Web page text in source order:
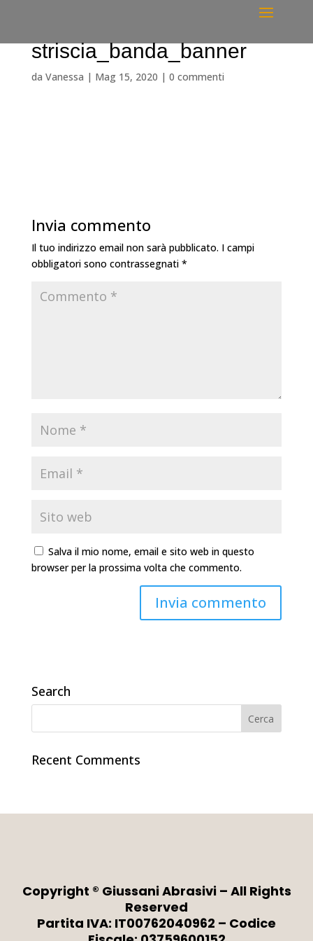
striscia_banda_banner
da Vanessa | Mag 15, 2020 | 0 commenti
Invia commento
Il tuo indirizzo email non sarà pubblicato. I campi
obbligatori sono contrassegnati *
Salva il mio nome, email e sito web in questo
browser per la prossima volta che commento.
Search
Recent Comments
Copyright ® Giussani Abrasivi – All Rights
Reserved
Partita IVA: IT00762040962 – Codice